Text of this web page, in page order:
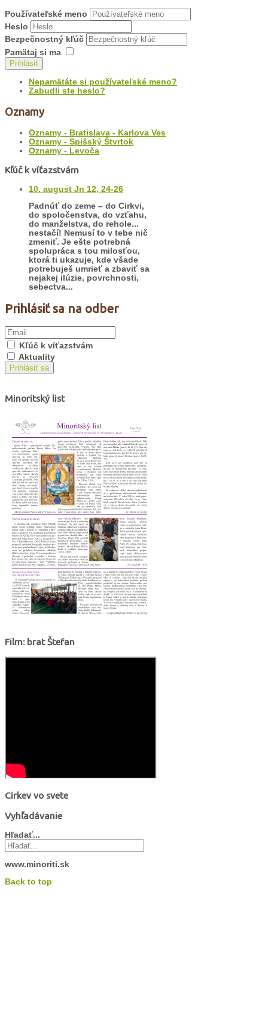
Používateľské meno
Heslo
Bezpečnostný kľúč
Pamätaj si ma
Prihlásiť
Nepamätáte si používateľské meno?
Zabudli ste heslo?
Oznamy
Oznamy - Bratislava - Karlova Ves
Oznamy - Spišský Štvrtok
Oznamy - Levoča
Kľúč k víťazstvám
10. august Jn 12, 24-26
Padnúť do zeme – do Cirkvi,
do spoločenstva, do vzťahu,
do manželstva, do rehole...
nestačí! Nemusí to v tebe nič
zmeniť. Je ešte potrebná
spolupráca s tou milosťou,
ktorá ti ukazuje, kde všade
potrebuješ umrieť a zbaviť sa
nejakej ilúzie, povrchnosti,
sebectva...
Prihlásiť sa na odber
Kľúč k víťazstvám
Aktuality
Prihlásiť sa
Minoritský list
Film: brat Štefan
Cirkev vo svete
Vyhľadávanie
Hľadať...
www.minoriti.sk
Back to top